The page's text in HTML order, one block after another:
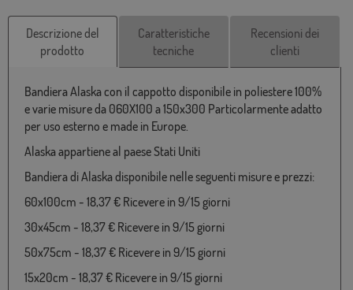
Descrizione del
prodotto
Caratteristiche
tecniche
Recensioni dei
clienti
Bandiera Alaska con il cappotto disponibile in poliestere 100%
e varie misure da 060X100 a 150x300 Particolarmente adatto
per uso esterno e made in Europe.
Alaska appartiene al paese Stati Uniti
Bandiera di Alaska disponibile nelle seguenti misure e prezzi:
60x100cm - 18,37 € Ricevere in 9/15 giorni
30x45cm - 18,37 € Ricevere in 9/15 giorni
50x75cm - 18,37 € Ricevere in 9/15 giorni
15x20cm - 18,37 € Ricevere in 9/15 giorni